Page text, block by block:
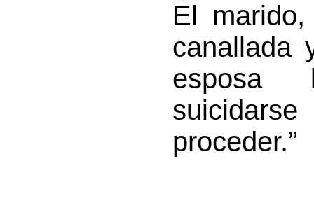
El
canallada
esposa
proceder.”